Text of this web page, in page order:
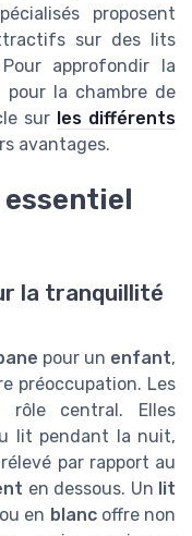
proposent
sur des lits
approfondir la
la chambre de
sur les différents
avantages.
la tranquillité
pour un enfant,
préoccupation. Les
central. Elles
lit pendant la nuit,
par rapport au
en dessous. Un lit
en blancoffre non